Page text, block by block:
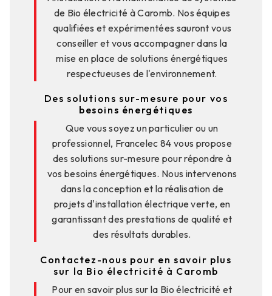
de Bio électricité à Caromb. Nos équipes
qualifiées et expérimentées sauront vous
conseiller et vous accompagner dans la
mise en place de solutions énergétiques
respectueuses de l'environnement.
Des solutions sur-mesure pour vos
besoins énergétiques
Que vous soyez un particulier ou un
professionnel, Francelec 84 vous propose
des solutions sur-mesure pour répondre à
vos besoins énergétiques. Nous intervenons
dans la conception et la réalisation de
projets d'installation électrique verte, en
garantissant des prestations de qualité et
des résultats durables.
Contactez-nous pour en savoir plus
sur la Bio électricité à Caromb
Pour en savoir plus sur la Bio électricité et